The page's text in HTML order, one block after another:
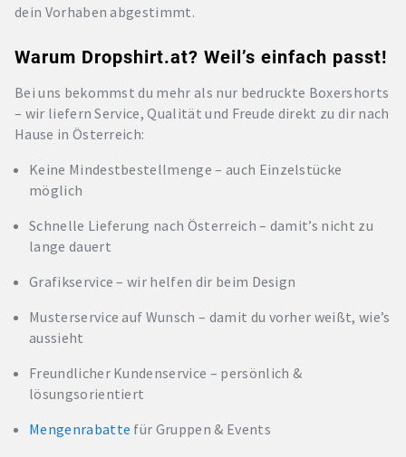
dein Vorhaben abgestimmt.
Warum Dropshirt.at? Weil’s einfach passt!
Bei uns bekommst du mehr als nur bedruckte Boxershorts
– wir liefern Service, Qualität und Freude direkt zu dir nach
Hause in Österreich:
Keine Mindestbestellmenge – auch Einzelstücke
möglich
Schnelle Lieferung nach Österreich – damit’s nicht zu
lange dauert
Grafikservice – wir helfen dir beim Design
Musterservice auf Wunsch – damit du vorher weißt, wie’s
aussieht
Freundlicher Kundenservice – persönlich &
lösungsorientiert
Mengenrabatte für Gruppen & Events